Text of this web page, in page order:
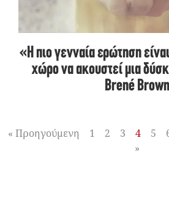
«Η πιο γενναία ερώτηση
χώρο να ακουστεί μια
Brené Brown
« Προηγούμενη 1 2 3 4 5
»